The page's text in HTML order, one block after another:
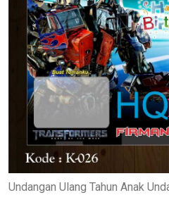
Undangan Ulang Tahun Anak